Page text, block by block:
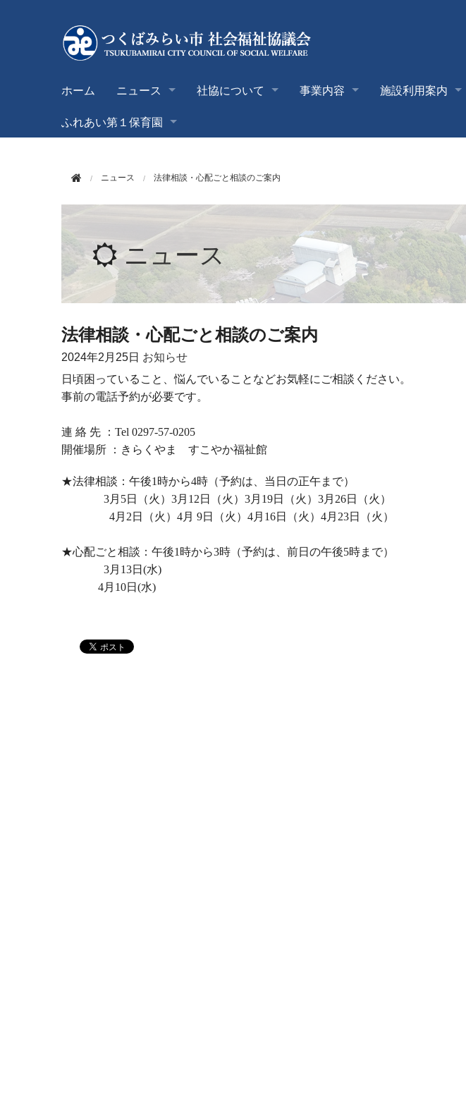
ホーム ニュース 社協について 事業内容 施設利用案内
ふれあい第１保育園
ニュース 法律相談・心配ごと相談のご案内
ニュース
法律相談・心配ごと相談のご案内
2024年2月25日 お知らせ
日頃困っていること、悩んでいることなどお気軽にご相談ください。
事前の電話予約が必要です。
連 絡 先 ：Tel 0297-57-0205
開催場所 ：きらくやま すこやか福祉館
★法律相談：午後1 時から4時（予約は、当日の正午ま
3月5日（火）3月 12 日（火）3月19日（火）3月26日（火）
4月2日（火）4月 9日（火）4月16日（火）4月 23日（火）
★心配ごと相談：午後1 時から3時（予約は、前日の午後5時まで）
3月13日 (水)
4月10日 (水)